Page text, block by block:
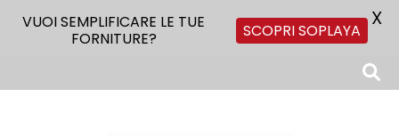
VUOI SEMPLIFICARE LE TUE
FORNITURE?
SCOPRI SOPLAYA X